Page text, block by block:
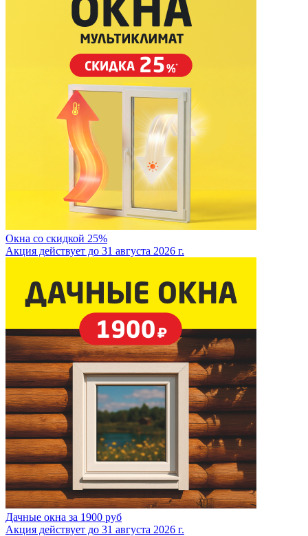
Окна со скидкой 25%
Акция действует до 31 августа 2026 г.
Дачные окна за 1900 руб
Акция действует до 31 августа 2026 г.